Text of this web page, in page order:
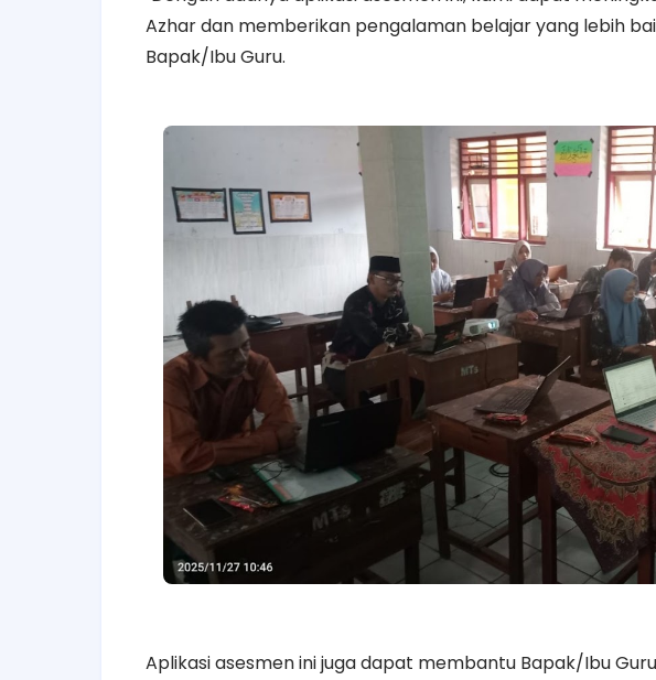
Azhar dan memberikan pengalaman belajar yang lebih
Bapak/Ibu Guru.
Aplikasi asesmen ini juga dapat membantu Bapak/Ibu